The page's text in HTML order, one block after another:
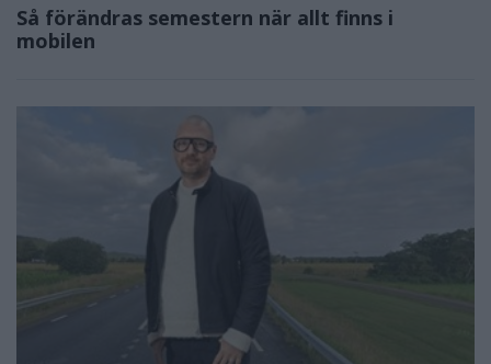
Så förändras semestern när allt finns i
mobilen